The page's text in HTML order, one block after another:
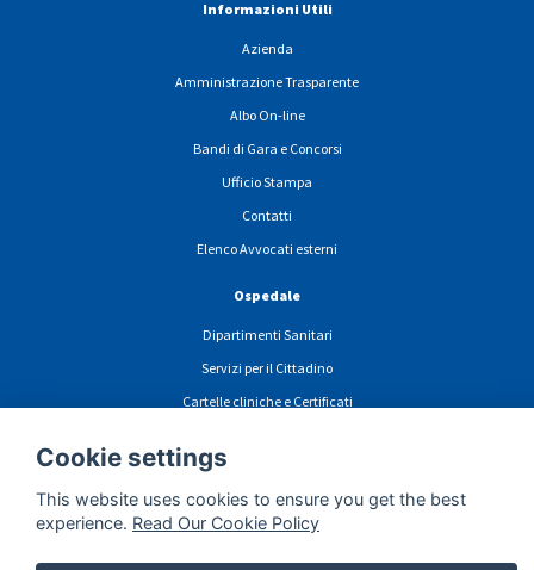
Informazioni Utili
Azienda
Amministrazione Trasparente
Albo On-line
Bandi di Gara e Concorsi
Ufficio Stampa
Contatti
Elenco Avvocati esterni
Ospedale
Dipartimenti Sanitari
Servizi per il Cittadino
Cartelle cliniche e Certificati
Cookie settings
This website uses cookies to ensure you get the best
experience. Read Our Cookie Policy